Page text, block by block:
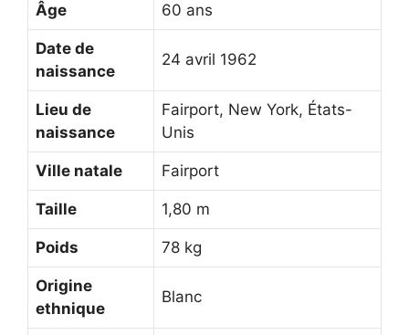
Âge 60 ans
Date de
naissance
24 avril 1962
Lieu de
naissance
Fairport, New York, États-
Unis
Ville natale Fairport
Taille 1,80 m
Poids 78 kg
Origine
ethnique
Blanc